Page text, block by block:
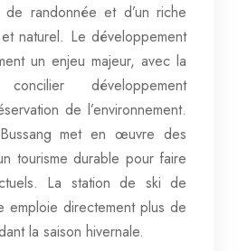
de randonnée et d’un riche
naturel. Le développement
un enjeu majeur, avec la
développement
de l’environnement.
met en œuvre des
tourisme durable pour faire
La station de ski de
emploie directement plus de
la saison hivernale.